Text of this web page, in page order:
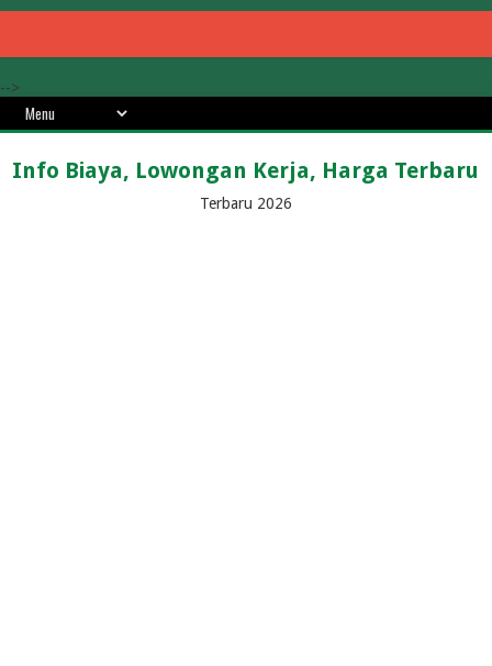
-->
Info Biaya, Lowongan Kerja, Harga Terbaru
Terbaru 2026